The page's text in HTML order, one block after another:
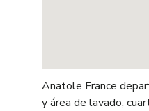
Anatole France departamento con TERRAZA en venta, Polanco (DM). Cuenta con 240 mts, sala comedor, estudio, cocina
y área de lavado, cuarto de servicio , estancia con buenos acabados, 3 recamaras con baño y vestidor, baño de visitas